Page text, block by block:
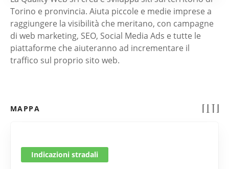
Torino e pronvincia. Aiuta piccole e medie imprese a
raggiungere la visibilità che meritano, con campagne
di web marketing, SEO, Social Media Ads e tutte le
piattaforme che aiuteranno ad incrementare il
traffico sul proprio sito web.
MAPPA
Indicazioni stradali